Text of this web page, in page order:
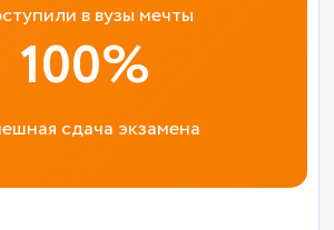
в вузы мечты
100%
сдача экзамена